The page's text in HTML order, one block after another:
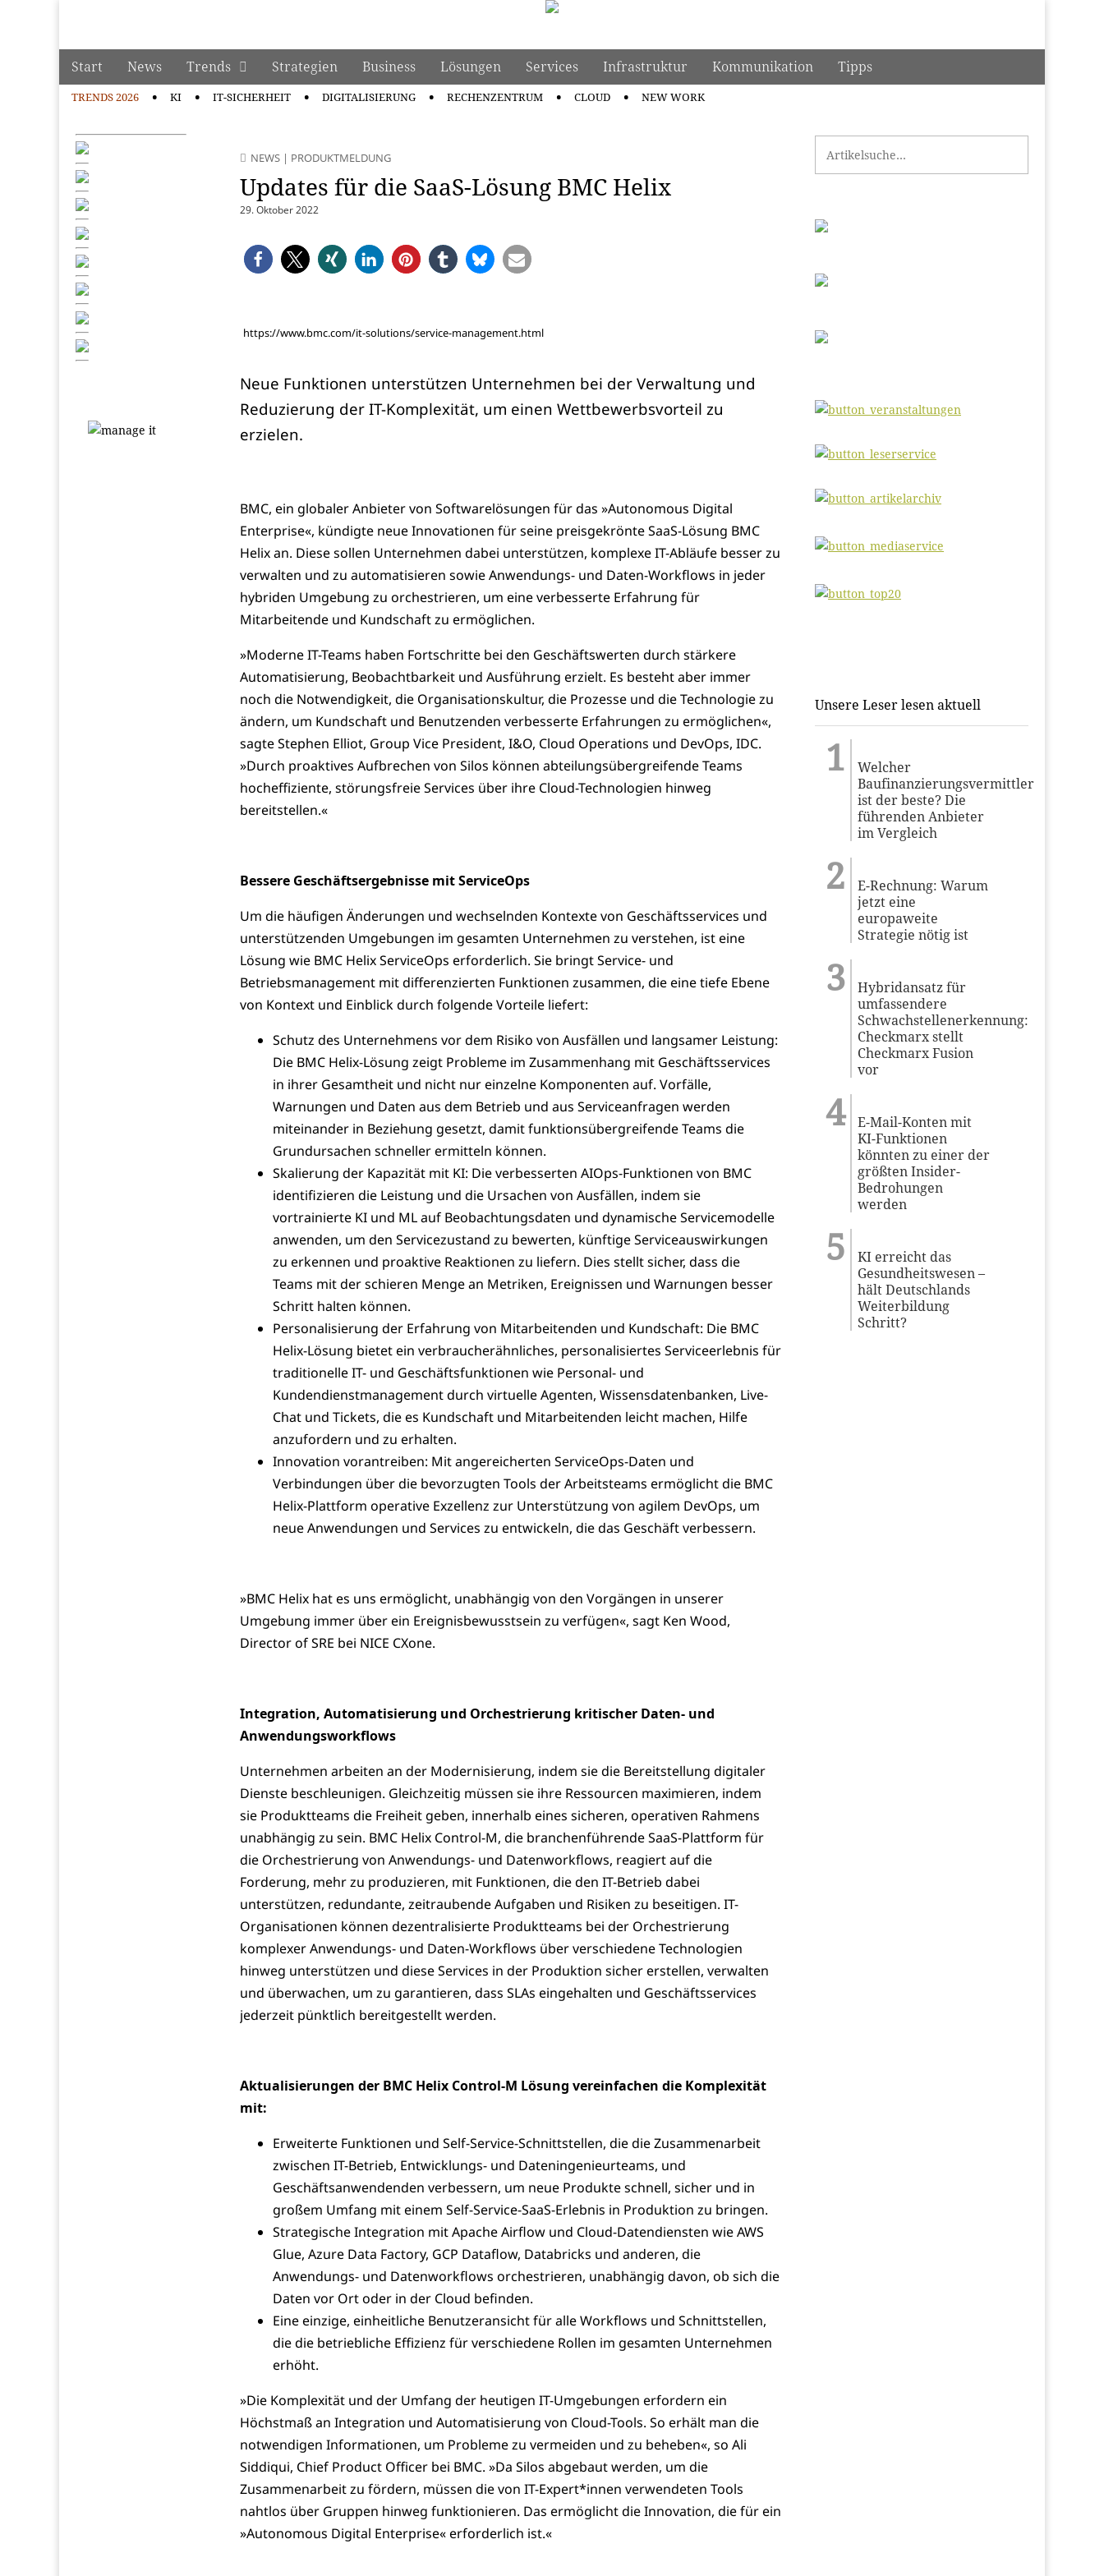
manage it
Main menu
Skip to content
Start News Trends Strategien Business Lösungen Services Infrastruktur Kommunikation Tipps
TRENDS 2026 KI IT-SICHERHEIT DIGITALISIERUNG RECHENZENTRUM CLOUD NEW WORK
NEWS| PRODUKTMELDUNG
Updates für die SaaS-Lösung BMC Helix
29. Oktober 2022
https://www.bmc.com/it-solutions/service-management.html
Neue Funktionen unterstützen Unternehmen bei der Verwaltung und
Reduzierung der IT-Komplexität, um einen Wettbewerbsvorteil zu
erzielen.
BMC, ein globaler Anbieter von Softwarelösungen für das »Autonomous Digital
Enterprise«, kündigte neue Innovationen für seine preisgekrönte SaaS-Lösung BMC
Helix an. Diese sollen Unternehmen dabei unterstützen, komplexe IT-Abläufe besser zu
verwalten und zu automatisieren sowie Anwendungs- und Daten-Workflows in jeder
hybriden Umgebung zu orchestrieren, um eine verbesserte Erfahrung für
Mitarbeitende und Kundschaft zu ermöglichen.
»Moderne IT-Teams haben Fortschritte bei den Geschäftswerten durch stärkere
Automatisierung, Beobachtbarkeit und Ausführung erzielt. Es besteht aber immer
noch die Notwendigkeit, die Organisationskultur, die Prozesse und die Technologie zu
ändern, um Kundschaft und Benutzenden verbesserte Erfahrungen zu ermöglichen«,
sagte Stephen Elliot, Group Vice President, I&O, Cloud Operations und DevOps, IDC.
»Durch proaktives Aufbrechen von Silos können abteilungsübergreifende Teams
hocheffiziente, störungsfreie Services über ihre Cloud-Technologien hinweg
bereitstellen.«
Bessere Geschäftsergebnisse mit ServiceOps
Um die häufigen Änderungen und wechselnden Kontexte von Geschäftsservices und
unterstützenden Umgebungen im gesamten Unternehmen zu verstehen, ist eine
Lösung wie BMC Helix ServiceOps erforderlich. Sie bringt Service- und
Betriebsmanagement mit differenzierten Funktionen zusammen, die eine tiefe Ebene
von Kontext und Einblick durch folgende Vorteile liefert:
Schutz des Unternehmens vor dem Risiko von Ausfällen und langsamer Leistung:
Die BMC Helix-Lösung zeigt Probleme im Zusammenhang mit Geschäftsservices
in ihrer Gesamtheit und nicht nur einzelne Komponenten auf. Vorfälle,
Warnungen und Daten aus dem Betrieb und aus Serviceanfragen werden
miteinander in Beziehung gesetzt, damit funktionsübergreifende Teams die
Grundursachen schneller ermitteln können.
Skalierung der Kapazität mit KI: Die verbesserten AIOps-Funktionen von BMC
identifizieren die Leistung und die Ursachen von Ausfällen, indem sie
vortrainierte KI und ML auf Beobachtungsdaten und dynamische Servicemodelle
anwenden, um den Servicezustand zu bewerten, künftige Serviceauswirkungen
zu erkennen und proaktive Reaktionen zu liefern. Dies stellt sicher, dass die
Teams mit der schieren Menge an Metriken, Ereignissen und Warnungen besser
Schritt halten können.
Personalisierung der Erfahrung von Mitarbeitenden und Kundschaft: Die BMC
Helix-Lösung bietet ein verbraucherähnliches, personalisiertes Serviceerlebnis für
traditionelle IT- und Geschäftsfunktionen wie Personal- und
Kundendienstmanagement durch virtuelle Agenten, Wissensdatenbanken, Live-
Chat und Tickets, die es Kundschaft und Mitarbeitenden leicht machen, Hilfe
anzufordern und zu erhalten.
Innovation vorantreiben: Mit angereicherten ServiceOps-Daten und
Verbindungen über die bevorzugten Tools der Arbeitsteams ermöglicht die BMC
Helix-Plattform operative Exzellenz zur Unterstützung von agilem DevOps, um
neue Anwendungen und Services zu entwickeln, die das Geschäft verbessern.
»BMC Helix hat es uns ermöglicht, unabhängig von den Vorgängen in unserer
Umgebung immer über ein Ereignisbewusstsein zu verfügen«, sagt Ken Wood,
Director of SRE bei NICE CXone.
Integration, Automatisierung und Orchestrierung kritischer Daten- und
Anwendungsworkflows
Unternehmen arbeiten an der Modernisierung, indem sie die Bereitstellung digitaler
Dienste beschleunigen. Gleichzeitig müssen sie ihre Ressourcen maximieren, indem
sie Produktteams die Freiheit geben, innerhalb eines sicheren, operativen Rahmens
unabhängig zu sein. BMC Helix Control-M, die branchenführende SaaS-Plattform für
die Orchestrierung von Anwendungs- und Datenworkflows, reagiert auf die
Forderung, mehr zu produzieren, mit Funktionen, die den IT-Betrieb dabei
unterstützen, redundante, zeitraubende Aufgaben und Risiken zu beseitigen. IT-
Organisationen können dezentralisierte Produktteams bei der Orchestrierung
komplexer Anwendungs- und Daten-Workflows über verschiedene Technologien
hinweg unterstützen und diese Services in der Produktion sicher erstellen, verwalten
und überwachen, um zu garantieren, dass SLAs eingehalten und Geschäftsservices
jederzeit pünktlich bereitgestellt werden.
Aktualisierungen der BMC Helix Control-M Lösung vereinfachen die Komplexität
mit:
Erweiterte Funktionen und Self-Service-Schnittstellen, die die Zusammenarbeit
zwischen IT-Betrieb, Entwicklungs- und Dateningenieurteams, und
Geschäftsanwendenden verbessern, um neue Produkte schnell, sicher und in
großem Umfang mit einem Self-Service-SaaS-Erlebnis in Produktion zu bringen.
Strategische Integration mit Apache Airflow und Cloud-Datendiensten wie AWS
Glue, Azure Data Factory, GCP Dataflow, Databricks und anderen, die
Anwendungs- und Datenworkflows orchestrieren, unabhängig davon, ob sich die
Daten vor Ort oder in der Cloud befinden.
Eine einzige, einheitliche Benutzeransicht für alle Workflows und Schnittstellen,
die die betriebliche Effizienz für verschiedene Rollen im gesamten Unternehmen
erhöht.
»Die Komplexität und der Umfang der heutigen IT-Umgebungen erfordern ein
Höchstmaß an Integration und Automatisierung von Cloud-Tools. So erhält man die
notwendigen Informationen, um Probleme zu vermeiden und zu beheben«, so Ali
Siddiqui, Chief Product Officer bei BMC. »Da Silos abgebaut werden, um die
Zusammenarbeit zu fördern, müssen die von IT-Expert*innen verwendeten Tools
nahtlos über Gruppen hinweg funktionieren. Das ermöglicht die Innovation, die für ein
»Autonomous Digital Enterprise« erforderlich ist.«
Unsere Leser lesen aktuell
Welcher
Baufinanzierungsvermittler
ist der beste? Die
führenden Anbieter
im Vergleich
E-Rechnung: Warum
jetzt eine
europaweite
Strategie nötig ist
Hybridansatz für
umfassendere
Schwachstellenerkennung:
Checkmarx stellt
Checkmarx Fusion
vor
E-Mail-Konten mit
KI-Funktionen
könnten zu einer der
größten Insider-
Bedrohungen
werden
KI erreicht das
Gesundheitswesen –
hält Deutschlands
Weiterbildung
Schritt?